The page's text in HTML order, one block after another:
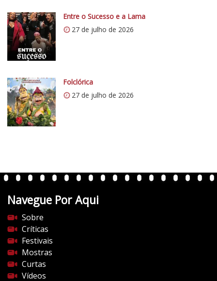
0
.
w
p
.
c
o
m
/
v
n
e
s
d
o
c
i
n
Entre o Sucesso e a Lama
27 de julho de 2026
Folclórica
27 de julho de 2026
Navegue Por Aqui
Sobre
Críticas
Festivais
Mostras
Curtas
Vídeos